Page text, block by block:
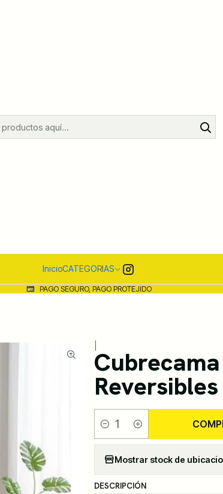
InicioCATEGORIAS
PAGO SEGURO, PAGO PROTEJIDO
Reversibles
Cantidad
Mostrar stock de
DESCRIPCIÓN